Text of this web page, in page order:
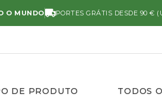
O MUNDO PORTES GRÁTIS DESDE 90 €
DE PRODUTO TODOS